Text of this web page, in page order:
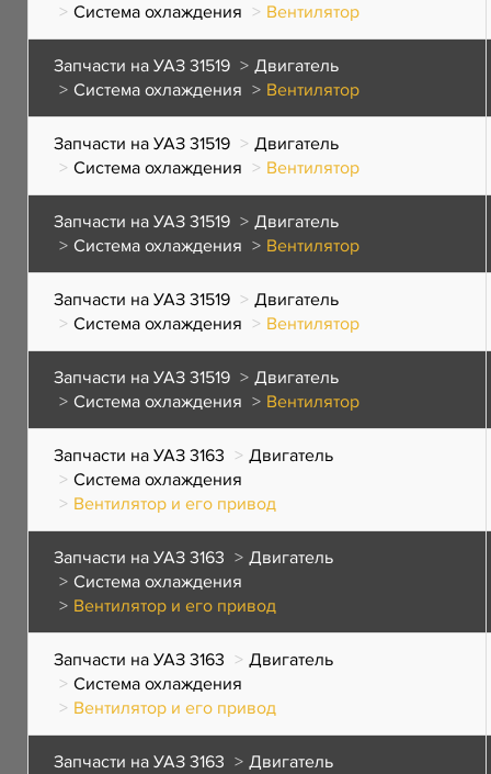
Система охлаждения
Вентилятор
Запчасти на УАЗ 31519
Двигатель
Система охлаждения
Вентилятор
Запчасти на УАЗ 31519
Двигатель
Система охлаждения
Вентилятор
Запчасти на УАЗ 31519
Двигатель
Система охлаждения
Вентилятор
Запчасти на УАЗ 31519
Двигатель
Система охлаждения
Вентилятор
Запчасти на УАЗ 31519
Двигатель
Система охлаждения
Вентилятор
Запчасти на УАЗ 3163
Двигатель
Система охлаждения
Вентилятор и его привод
Запчасти на УАЗ 3163
Двигатель
Система охлаждения
Вентилятор и его привод
Запчасти на УАЗ 3163
Двигатель
Система охлаждения
Вентилятор и его привод
Запчасти на УАЗ 3163
Двигатель